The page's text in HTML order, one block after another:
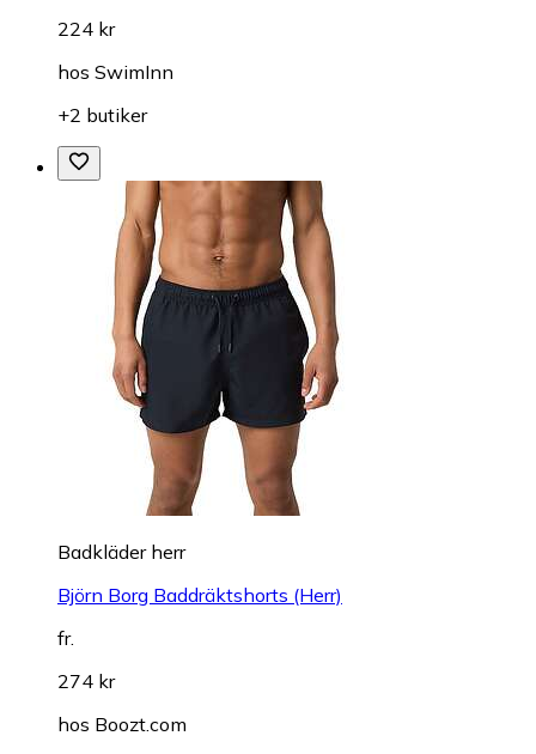
224 kr
hos SwimInn
+2 butiker
Badkläder herr
Björn Borg Baddräktshorts (Herr)
fr.
274 kr
hos Boozt.com